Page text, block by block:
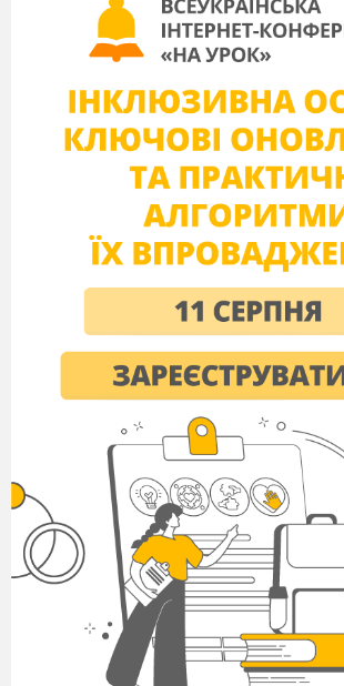
Дудник О.І
Наша планета
переживає
велику екологічну
кризу. Ми часто
скаржимось на
погане повітря,
неякісну воду,